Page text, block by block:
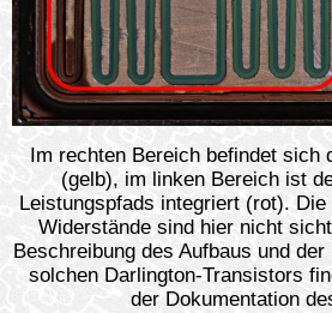
Im rechten Bereich befindet sich
(gelb), im linken Bereich ist
Leistungspfads integriert (rot).
Widerstände sind hier nicht
Beschreibung des Aufbaus und
solchen Darlington-Transistors
der Dokumentation